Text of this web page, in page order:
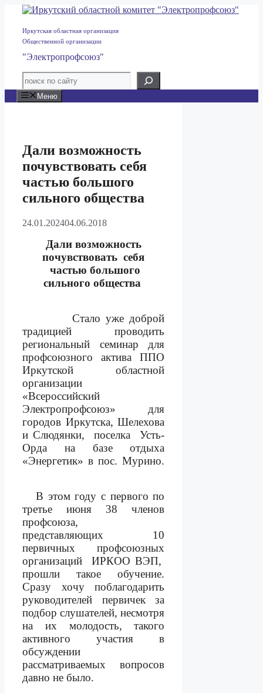
Перейти
содержимому
Иркутская областная организация
Общественной организации
"Электропрофсоюз"
Меню
Дали возможность
почувствовать себя
частью большого
сильного общества
24.01.202404.06.2018
Дали возможность
почувствовать себя
частью большого
сильного общества
Стало уже доброй
традицией проводить
региональный семинар для
профсоюзного актива ППО
Иркутской областной
организации
«Всероссийский
Электропрофсоюз» для
городов Иркутска, Шелехова
и Слюдянки,
поселка
Усть-
Орда на базе отдыха
«Энергетик» в пос. Мурино.
В этом году с первого по
третье июня 38 членов
профсоюза,
представляющих 10
первичных профсоюзных
организаций
ИРКОО ВЭП,
прошли такое обучение.
Сразу хочу поблагодарить
руководителей первичек за
подбор слушателей, несмотря
на их молодость, такого
активного участия в
обсуждении
рассматриваемых вопросов
давно не было.